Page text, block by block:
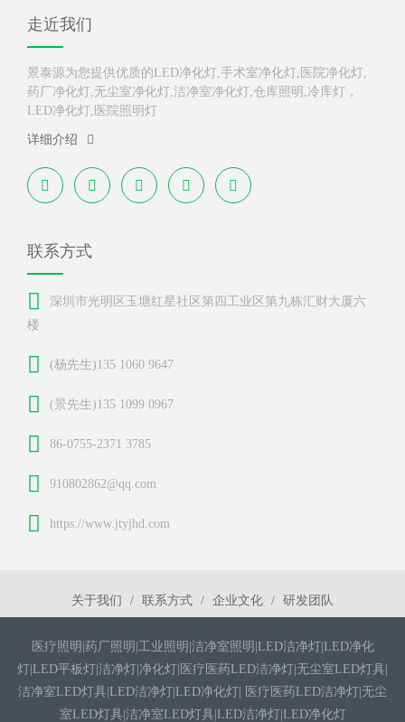
走近我们
景泰源为您提供优质的LED净化灯,手术室净化灯,医院净化灯,
药厂净化灯,无尘室净化灯,洁净室净化灯,仓库照明,冷库灯，
LED净化灯,医院照明灯
详细介绍
联系方式
深圳市光明区玉塘红星社区第四工业区第九栋汇财大厦六
楼
(杨先生)135 1060 9647
(景先生)135 1099 0967
86-0755-2371 3785
910802862@qq.com
https://www.jtyjhd.com
关于我们 联系方式 企业文化 研发团队
医疗照明|药厂照明|工业照明|洁净室照明|LED洁净灯|LED净化
灯|LED平板灯|洁净灯|净化灯|医疗医药LED洁净灯|无尘室LED灯具|
洁净室LED灯具|LED洁净灯|LED净化灯| 医疗医药LED洁净灯|无尘
室LED灯具|洁净室LED灯具|LED洁净灯|LED净化灯